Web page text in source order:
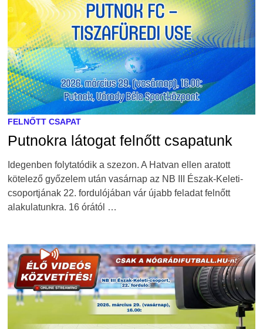
FELNŐTT CSAPAT
Putnokra látogat felnőtt csapatunk
Idegenben folytatódik a szezon. A Hatvan ellen aratott
kötelező győzelem után vasárnap az NB III Észak-Keleti-
csoportjának 22. fordulójában vár újabb feladat felnőtt
alakulatunkra. 16 órától …